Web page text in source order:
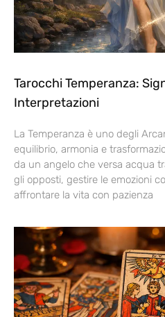
Tarocchi Temperanza:
Interpretazioni
La Temperanza è uno degli
equilibrio, armonia e
da un angelo che versa acqua
gli opposti, gestire le emozioni
affrontare la vita con pazienza